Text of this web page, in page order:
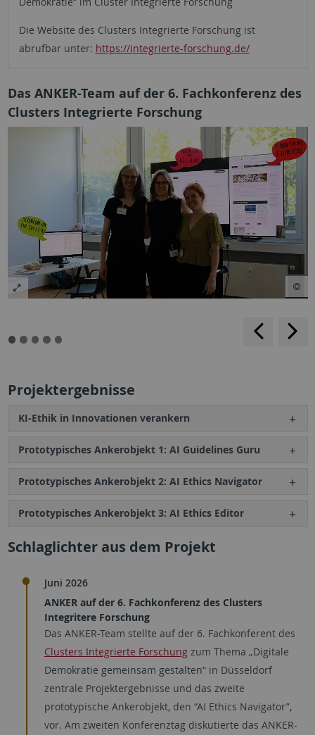
Die Website des Clusters Integrierte Forschung ist
abrufbar unter: https://integrierte-forschung.de/
Das ANKER-Team auf der 6. Fachkonferenz des
Clusters Integrierte Forschung
Projektergebnisse
KI-Ethik in Innovationen verankern
Prototypisches Ankerobjekt 1: AI Guidelines Guru
Prototypisches Ankerobjekt 2: AI Ethics Navigator
Prototypisches Ankerobjekt 3: AI Ethics Editor
Schlaglichter aus dem Projekt
Juni 2026
ANKER auf der 6. Fachkonferenz des Clusters
Integritere Forschung
Das ANKER-Team stellte auf der 6. Fachkonferent des
Clusters Integrierte Forschung zum Thema „Digitale
Demokratie gemeinsam gestalten“ in Düsseldorf
zentrale Projektergebnisse und das zweite
prototypische Ankerobjekt, den “AI Ethics Navigator”,
vor. Am zweiten Konferenztag diskutierte das ANKER-